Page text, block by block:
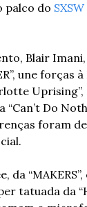
palco do SXSW
Blair
une forças
Uprising”,
Do
foram
tatuada da